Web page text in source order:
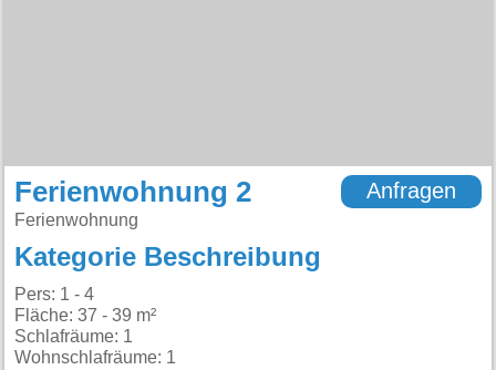
Ferienwohnung 2
Ferienwohnung
Anfragen
Kategorie Beschreibung
Pers: 1 - 4
Fläche: 37 - 39 m²
Schlafräume: 1
Wohnschlafräume: 1